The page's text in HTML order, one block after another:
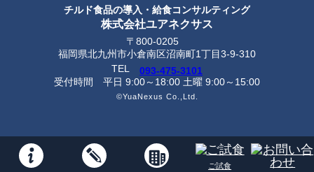
チルド食品の導入・給食コンサルティング
株式会社ユアネクサス
〒800-0205
福岡県北九州市小倉南区沼南町1丁目3-9-310
TEL
093-475-3101
受付時間
平日 9:00～18:00 土曜 9:00～15:00
ご試食
©YuaNexus Co.,Ltd.